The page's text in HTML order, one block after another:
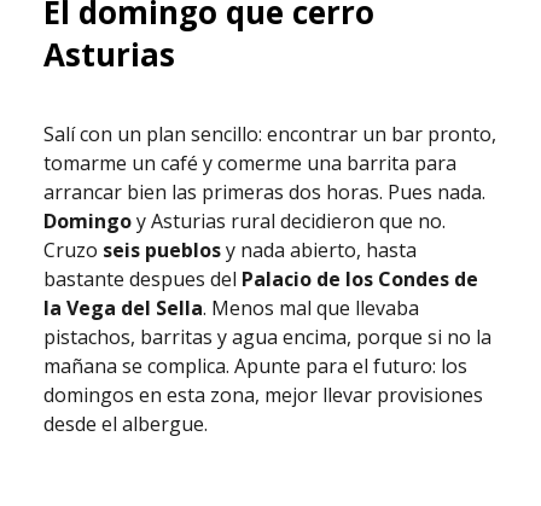
El domingo que cerro
Asturias
Salí con un plan sencillo: encontrar un bar pronto,
tomarme un café y comerme una barrita para
arrancar bien las primeras dos horas. Pues nada.
Domingoy Asturias rural decidieron que no.
Cruzo seis pueblosy nada abierto, hasta
bastante despues del Palacio de los Condes de
la Vega del Sella. Menos mal que llevaba
pistachos, barritas y agua encima, porque si no la
mañana se complica. Apunte para el futuro: los
domingos en esta zona, mejor llevar provisiones
desde el albergue.